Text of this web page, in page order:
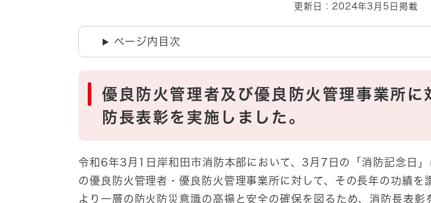
道路・河川・交通
とじる
更新日：2024年3月5日掲載
ページ内目次
優良防火管理者及び優良防火管理事業所に
防長表彰を実施しました。
令和6年3月1日岸和田市消防本部において、3月7日の「消防記念日」
の優良防火管理者・優良防火管理事業所に対して、その長年の功績を
より一層の防火防災意識の高揚と安全の確保を図るため、消防長表彰